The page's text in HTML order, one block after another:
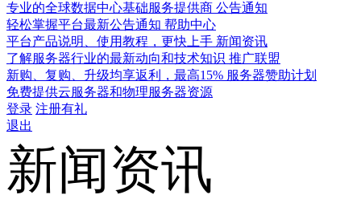
专业的全球数据中心基础服务提供商 公告通知
轻松掌握平台最新公告通知 帮助中心
平台产品说明、使用教程，更快上手 新闻资讯
了解服务器行业的最新动向和技术知识 推广联盟
新购、复购、升级均享返利，最高15% 服务器赞助计划
免费提供云服务器和物理服务器资源
登录 注册有礼
退出
新闻资讯